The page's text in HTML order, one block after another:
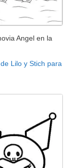
Angel en la
Lilo y Stich para